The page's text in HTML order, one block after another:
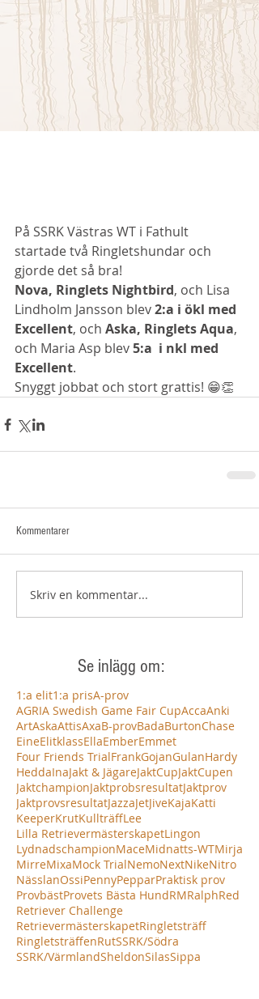
På SSRK Västras WT i Fathult
startade två Ringletshundar och
gjorde det så bra!
Nova, Ringlets Nightbird, och Lisa
Lindholm Jansson blev 2:a i ökl med
Excellent, och Aska, Ringlets Aqua,
och Maria Asp blev 5:a  i nkl med
Excellent.
Snyggt jobbat och stort grattis! 😁👏
Kommentarer
Skriv en kommentar...
Se inlägg om:
1:a elit1:a prisA-prov
AGRIA Swedish Game Fair CupAccaAnki
ArtAskaAttisAxaB-provBadaBurtonChase
EineElitklassEllaEmberEmmet
Four Friends TrialFrankGojanGulanHardy
HeddaInaJakt & JägareJaktCupJaktCupen
JaktchampionJaktprobsresultatJaktprov
JaktprovsresultatJazzaJetJiveKajaKatti
KeeperKrutKullträffLee
Lilla RetrievermästerskapetLingon
LydnadschampionMaceMidnatts-WTMirja
MirreMixaMock TrialNemoNextNikeNitro
NässlanOssiPennyPepparPraktisk prov
ProvbästProvets Bästa HundRMRalphRed
Retriever Challenge
RetrievermästerskapetRingletsträff
RingletsträffenRutSSRK/Södra
SSRK/VärmlandSheldonSilasSippa